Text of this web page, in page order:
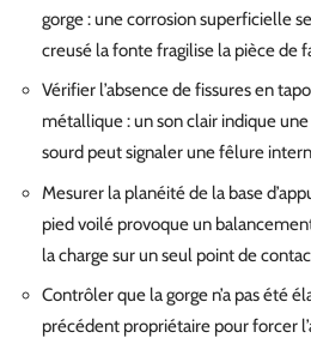
gorge : une corrosion superficielle
creusé la fonte fragilise la pièce de
Vérifier l’absence de fissures en
métallique : un son clair indique
sourd peut signaler une fêlure
Mesurer la planéité de la base
pied voilé provoque un
la charge sur un seul point de
Contrôler que la gorge n’a pas été
précédent propriétaire pour forcer